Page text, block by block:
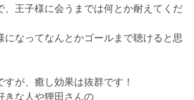
、王子様に会うまでは何とか耐えてくだ
になってなんとかゴールまで聴けると思
が、癒し効果は抜群です！
きな人や狸田さんの